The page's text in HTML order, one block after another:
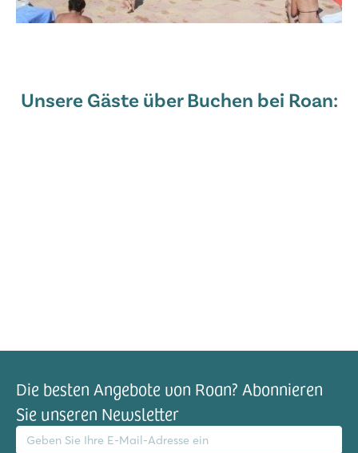
Unsere Gäste über Buchen bei Roan:
Die besten Angebote von Roan? Abonnieren
Sie unseren Newsletter
Adresse